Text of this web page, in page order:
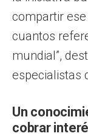
compartir
cuantos
mundial”,
especialistas
Un
cobrar